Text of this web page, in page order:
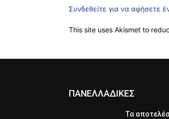
Συνδεθείτε για να αφήσετε
This site uses Akismet to
ΠΑΝΕΛΛΑΔΙΚΕΣ
Τα